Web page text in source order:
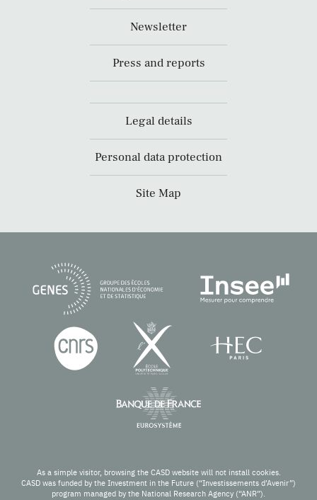
Newsletter
Press and reports
Legal details
Personal data protection
Site Map
As a simple visitor, browsing the CASD website will not install cookies.
CASD was funded by the Investment in the Future (“Investissements d’Avenir”)
program managed by the National Research Agency (“ANR”).